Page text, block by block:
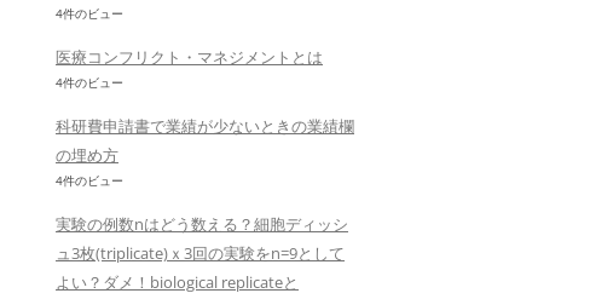
4件のビュー
医療コンフリクト・マネジメントとは
4件のビュー
科研費申請書で業績が少ないときの業績欄
の埋め方
4件のビュー
実験の例数nはどう数える？細胞ディッシ
ュ3枚(triplicate)ｘ3回の実験をn=9として
よい？ダメ！biological replicateと